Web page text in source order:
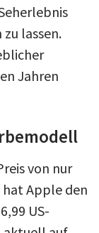
lassen.
Jahren
von nur
Apple den
US-